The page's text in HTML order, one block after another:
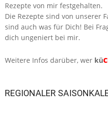
Rezepte von mir festgehalten.
Die Rezepte sind von unserer
sind auch was für Dich! Bei
dich ungeniert bei mir.
Weitere Infos darüber, wer kü
REGIONALER